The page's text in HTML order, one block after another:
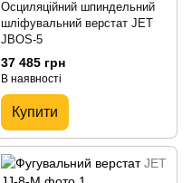
Осциляційний шпиндельний
шліфувальний верстат JET
JBOS-5
37 485 грн
В наявності
Купити